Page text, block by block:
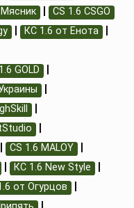
Мясник | CS 1.6 CSGO
| КС 1.6 от Енота |
GOLD |
|
|
|
| CS 1.6 MALOY |
| КС 1.6 New Style |
от Огурцов |